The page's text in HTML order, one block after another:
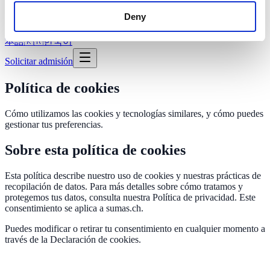
Deny
🇪🇸
Español
🇲🇳Монгол🇸🇦العربية🇷🇺Русский🇮🇳हिन्दी🇨🇳中文🇯🇵日
本語🇰🇷한국어
Solicitar admisión
Política de cookies
Cómo utilizamos las cookies y tecnologías similares, y cómo puedes
gestionar tus preferencias.
Sobre esta política de cookies
Esta política describe nuestro uso de cookies y nuestras prácticas de
recopilación de datos. Para más detalles sobre cómo tratamos y
protegemos tus datos, consulta nuestra Política de privacidad. Este
consentimiento se aplica a sumas.ch.
Puedes modificar o retirar tu consentimiento en cualquier momento a
través de la Declaración de cookies.